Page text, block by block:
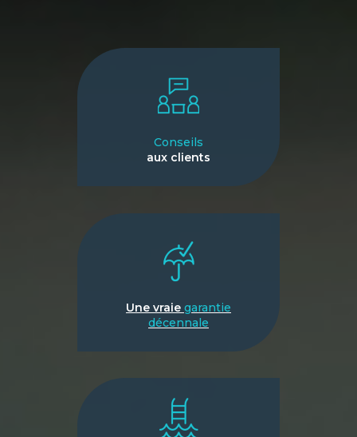
Conseils
aux clients
Une vraie garantie
décennale